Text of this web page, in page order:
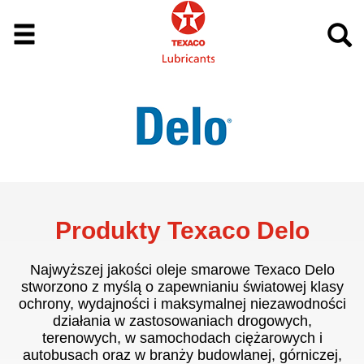
Produkty Texaco Delo
Najwyższej jakości oleje smarowe Texaco Delo
stworzono z myślą o zapewnianiu światowej klasy
ochrony, wydajności i maksymalnej niezawodności
działania w zastosowaniach drogowych,
terenowych, w samochodach ciężarowych i
autobusach oraz w branży budowlanej, górniczej,